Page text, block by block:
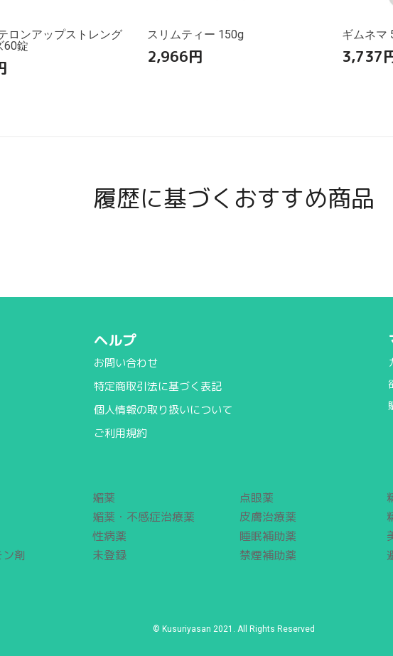
ロンアップストレング
60錠
スリムティー 150g
2,966円
ギムネマ
3,737
履歴に基づくおすすめ商品
ヘルプ
お問い合わせ
特定商取引法に基づく表記
個人情報の取り扱いについて
ご利用規約
剤
媚薬
媚薬・不感症治療薬
性病薬
未登録
点眼薬
皮膚治療薬
睡眠補助薬
禁煙補助薬
© Kusuriyasan 2021. All Rights Reserved